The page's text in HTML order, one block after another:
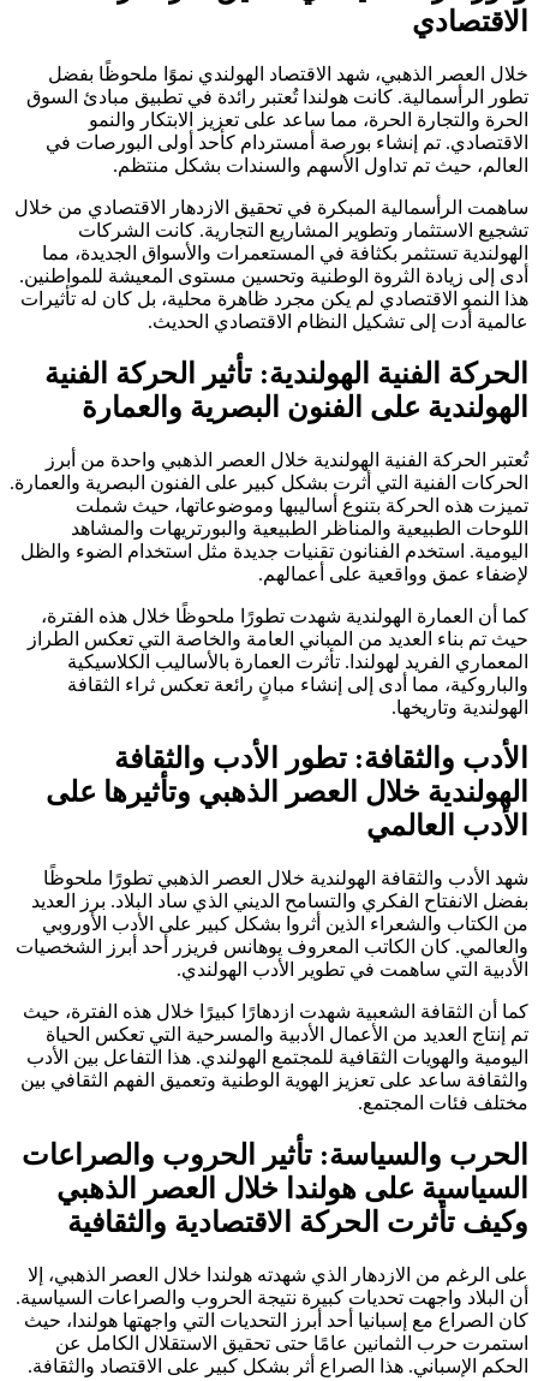
الاقتصادي
خلال العصر الذهبي، شهد الاقتصاد الهولندي نموًا ملحوظًا بفضل
تطور الرأسمالية. كانت هولندا تُعتبر رائدة في تطبيق مبادئ السوق
الحرة والتجارة الحرة، مما ساعد على تعزيز الابتكار والنمو
الاقتصادي. تم إنشاء بورصة أمستردام كأحد أولى البورصات في
العالم، حيث تم تداول الأسهم والسندات بشكل منتظم.
ساهمت الرأسمالية المبكرة في تحقيق الازدهار الاقتصادي من خلال
تشجيع الاستثمار وتطوير المشاريع التجارية. كانت الشركات
الهولندية تستثمر بكثافة في المستعمرات والأسواق الجديدة، مما
أدى إلى زيادة الثروة الوطنية وتحسين مستوى المعيشة للمواطنين.
هذا النمو الاقتصادي لم يكن مجرد ظاهرة محلية، بل كان له تأثيرات
عالمية أدت إلى تشكيل النظام الاقتصادي الحديث.
الحركة الفنية الهولندية: تأثير الحركة الفنية
الهولندية على الفنون البصرية والعمارة
تُعتبر الحركة الفنية الهولندية خلال العصر الذهبي واحدة من أبرز
الحركات الفنية التي أثرت بشكل كبير على الفنون البصرية والعمارة.
تميزت هذه الحركة بتنوع أساليبها وموضوعاتها، حيث شملت
اللوحات الطبيعية والمناظر الطبيعية والبورتريهات والمشاهد
اليومية. استخدم الفنانون تقنيات جديدة مثل استخدام الضوء والظل
لإضفاء عمق وواقعية على أعمالهم.
كما أن العمارة الهولندية شهدت تطورًا ملحوظًا خلال هذه الفترة،
حيث تم بناء العديد من المباني العامة والخاصة التي تعكس الطراز
المعماري الفريد لهولندا. تأثرت العمارة بالأساليب الكلاسيكية
والباروكية، مما أدى إلى إنشاء مبانٍ رائعة تعكس ثراء الثقافة
الهولندية وتاريخها.
الأدب والثقافة: تطور الأدب والثقافة
الهولندية خلال العصر الذهبي وتأثيرها على
الأدب العالمي
شهد الأدب والثقافة الهولندية خلال العصر الذهبي تطورًا ملحوظًا
بفضل الانفتاح الفكري والتسامح الديني الذي ساد البلاد. برز العديد
من الكتاب والشعراء الذين أثروا بشكل كبير على الأدب الأوروبي
والعالمي. كان الكاتب المعروف يوهانس فريزر أحد أبرز الشخصيات
الأدبية التي ساهمت في تطوير الأدب الهولندي.
كما أن الثقافة الشعبية شهدت ازدهارًا كبيرًا خلال هذه الفترة، حيث
تم إنتاج العديد من الأعمال الأدبية والمسرحية التي تعكس الحياة
اليومية والهويات الثقافية للمجتمع الهولندي. هذا التفاعل بين الأدب
والثقافة ساعد على تعزيز الهوية الوطنية وتعميق الفهم الثقافي بين
مختلف فئات المجتمع.
الحرب والسياسة: تأثير الحروب والصراعات
السياسية على هولندا خلال العصر الذهبي
وكيف تأثرت الحركة الاقتصادية والثقافية
على الرغم من الازدهار الذي شهدته هولندا خلال العصر الذهبي، إلا
أن البلاد واجهت تحديات كبيرة نتيجة الحروب والصراعات السياسية.
كان الصراع مع إسبانيا أحد أبرز التحديات التي واجهتها هولندا، حيث
استمرت حرب الثمانين عامًا حتى تحقيق الاستقلال الكامل عن
الحكم الإسباني. هذا الصراع أثر بشكل كبير على الاقتصاد والثقافة.